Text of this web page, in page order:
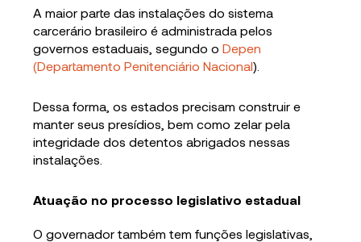
A maior parte das instalações do sistema
carcerário brasileiro é administrada pelos
governos estaduais, segundo oDepen
(Departamento Penitenciário Nacional).
Dessa forma, os estados precisam construir e
manter seus presídios, bem como zelar pela
integridade dos detentos abrigados nessas
instalações.
Atuação no processo legislativo estadual
O governador também tem funções legislativas,